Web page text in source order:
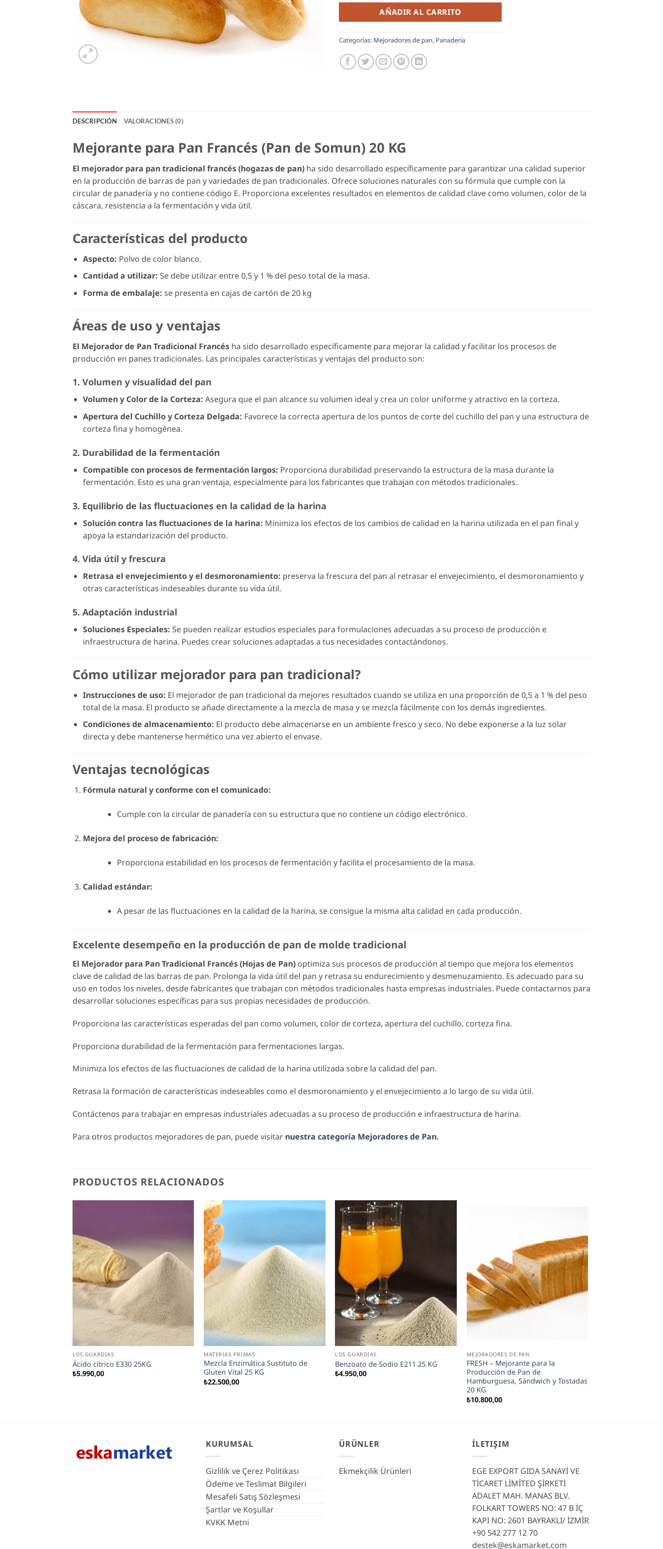
AÑADIR AL CARRITO
Categorías: Mejoradores de pan, Panadería
DESCRIPCIÓN VALORACIONES (0)
Mejorante para Pan Francés (Pan de Somun) 20 KG
El mejorador para pan tradicional francés (hogazas de pan) ha sido desarrollado específicamente para garantizar una calidad superior
en la producción de barras de pan y variedades de pan tradicionales. Ofrece soluciones naturales con su fórmula que cumple con la
circular de panadería y no contiene código E. Proporciona excelentes resultados en elementos de calidad clave como volumen, color de la
cáscara, resistencia a la fermentación y vida útil.
Características del producto
Aspecto: Polvo de color blanco.
Cantidad a utilizar: Se debe utilizar entre 0,5 y 1 % del peso total de la masa.
Forma de embalaje: se presenta en cajas de cartón de 20 kg
Áreas de uso y ventajas
El Mejorador de Pan Tradicional Francés ha sido desarrollado específicamente para mejorar la calidad y facilitar los procesos de
producción en panes tradicionales. Las principales características y ventajas del producto son:
1. Volumen y visualidad del pan
Volumen y Color de la Corteza: Asegura que el pan alcance su volumen ideal y crea un color uniforme y atractivo en la corteza.
Apertura del Cuchillo y Corteza Delgada: Favorece la correcta apertura de los puntos de corte del cuchillo del pan y una estructura de
corteza fina y homogénea.
2. Durabilidad de la fermentación
Compatible con procesos de fermentación largos: Proporciona durabilidad preservando la estructura de la masa durante la
fermentación. Esto es una gran ventaja, especialmente para los fabricantes que trabajan con métodos tradicionales.
3. Equilibrio de las fluctuaciones en la calidad de la harina
Solución contra las fluctuaciones de la harina: Minimiza los efectos de los cambios de calidad en la harina utilizada en el pan final y
apoya la estandarización del producto.
4. Vida útil y frescura
Retrasa el envejecimiento y el desmoronamiento: preserva la frescura del pan al retrasar el envejecimiento, el desmoronamiento y
otras características indeseables durante su vida útil.
5. Adaptación industrial
Soluciones Especiales: Se pueden realizar estudios especiales para formulaciones adecuadas a su proceso de producción e
infraestructura de harina. Puedes crear soluciones adaptadas a tus necesidades contactándonos.
Cómo utilizar mejorador para pan tradicional?
Instrucciones de uso: El mejorador de pan tradicional da mejores resultados cuando se utiliza en una proporción de 0,5 a 1 % del peso
total de la masa. El producto se añade directamente a la mezcla de masa y se mezcla fácilmente con los demás ingredientes.
Condiciones de almacenamiento: El producto debe almacenarse en un ambiente fresco y seco. No debe exponerse a la luz solar
directa y debe mantenerse hermético una vez abierto el envase.
Ventajas tecnológicas
Fórmula natural y conforme con el comunicado:
Cumple con la circular de panadería con su estructura que no contiene un código electrónico.
Mejora del proceso de fabricación:
Proporciona estabilidad en los procesos de fermentación y facilita el procesamiento de la masa.
Calidad estándar:
A pesar de las fluctuaciones en la calidad de la harina, se consigue la misma alta calidad en cada producción.
Excelente desempeño en la producción de pan de molde tradicional
El Mejorador para Pan Tradicional Francés (Hojas de Pan) optimiza sus procesos de producción al tiempo que mejora los elementos
clave de calidad de las barras de pan. Prolonga la vida útil del pan y retrasa su endurecimiento y desmenuzamiento. Es adecuado para su
uso en todos los niveles, desde fabricantes que trabajan con métodos tradicionales hasta empresas industriales. Puede contactarnos para
desarrollar soluciones específicas para sus propias necesidades de producción.
Proporciona las características esperadas del pan como volumen, color de corteza, apertura del cuchillo, corteza fina.
Proporciona durabilidad de la fermentación para fermentaciones largas.
Minimiza los efectos de las fluctuaciones de calidad de la harina utilizada sobre la calidad del pan.
Retrasa la formación de características indeseables como el desmoronamiento y el envejecimiento a lo largo de su vida útil.
Contáctenos para trabajar en empresas industriales adecuadas a su proceso de producción e infraestructura de harina.
Para otros productos mejoradores de pan, puede visitar nuestra categoría Mejoradores de Pan.
PRODUCTOS RELACIONADOS
LOS GUARDIAS
Ácido cítrico E330 25KG
₺5.990,00
MATERIAS PRIMAS
Mezcla Enzimática Sustituto de
Gluten Vital 25 KG
₺22.500,00
LOS GUARDIAS
Benzoato de Sodio E211 25 KG
₺4.950,00
MEJORADORES DE PAN
FRESH – Mejorante para la
Producción de Pan de
Hamburguesa, Sándwich y Tostadas
20 KG
₺10.800,00
KURUMSAL
Gizlilik ve Çerez Politikası
Ödeme ve Teslimat Bilgileri
Mesafeli Satış Sözleşmesi
Şartlar ve Koşullar
KVKK Metni
ÜRÜNLER
Ekmekçilik Ürünleri
İLETIŞIM
EGE EXPORT GIDA SANAYİ VE
TİCARET LİMİTED ŞİRKETİ
ADALET MAH. MANAS BLV.
FOLKART TOWERS NO: 47 B İÇ
KAPI NO: 2601 BAYRAKLI/ İZMİR
+90 542 277 12 70
destek@eskamarket.com